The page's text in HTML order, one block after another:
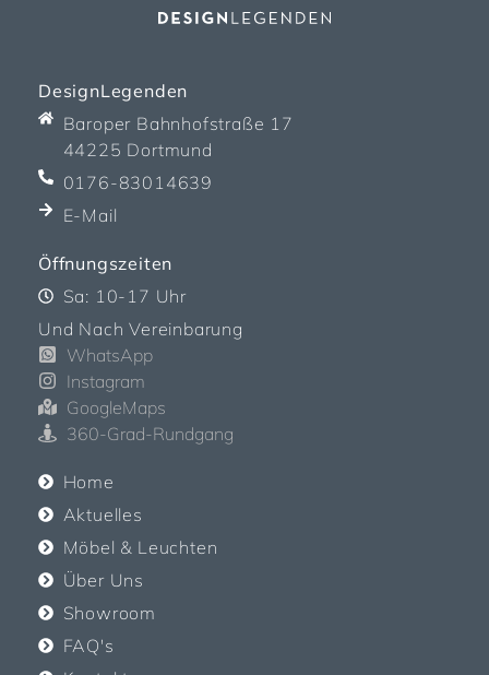
DesignLegenden
Baroper Bahnhofstraße 17
44225 Dortmund
0176-83014639
E-Mail
Öffnungszeiten
Sa: 10-17 Uhr
Und Nach Vereinbarung
WhatsApp
Instagram
GoogleMaps
360-Grad-Rundgang
Home
Aktuelles
Möbel & Leuchten
Über Uns
Showroom
FAQ's